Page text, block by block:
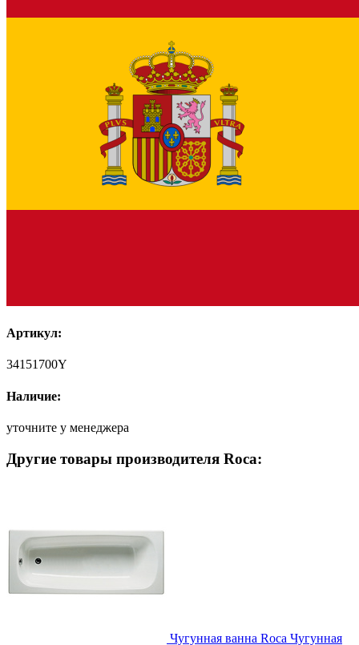
Артикул:
34151700Y
Наличие:
уточните у менеджера
Другие товары производителя Roca:
Чугунная ванна Roca Чугунная